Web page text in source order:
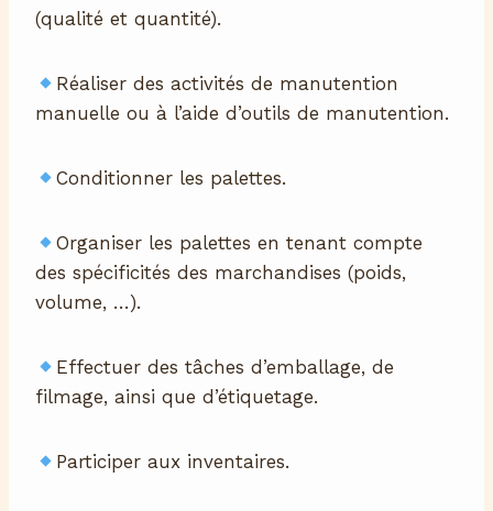
(qualité et quantité).
Réaliser des activités de manutention
manuelle ou à l’aide d’outils de manutention.
Conditionner les palettes.
Organiser les palettes en tenant compte
des spécificités des marchandises (poids,
volume, …).
Effectuer des tâches d’emballage, de
filmage, ainsi que d’étiquetage.
Participer aux inventaires.